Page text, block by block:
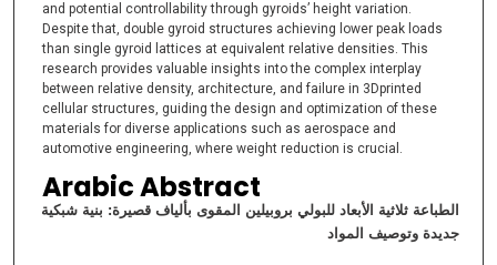
and potential controllability through gyroids’ height variation.
Despite that, double gyroid structures achieving lower peak loads
than single gyroid lattices at equivalent relative densities. This
research provides valuable insights into the complex interplay
between relative density, architecture, and failure in 3Dprinted
cellular structures, guiding the design and optimization of these
materials for diverse applications such as aerospace and
automotive engineering, where weight reduction is crucial.
Arabic Abstract
الطباعة ثلاثية الأبعاد للبولي بروبيلين المقوى بألياف قصيرة: بنية شبكية
جديدة وتوصيف المواد